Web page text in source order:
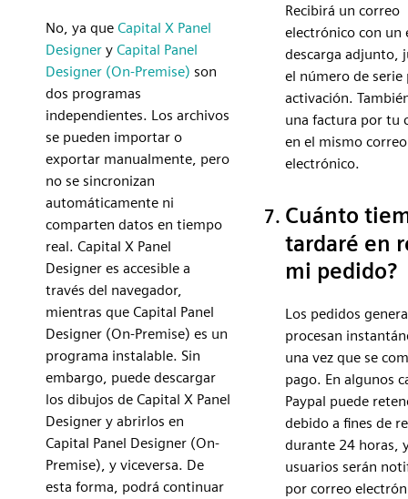
No, ya que Capital X Panel
Designer y Capital Panel
Designer (On-Premise) son
dos programas
independientes. Los archivos
se pueden importar o
exportar manualmente, pero
no se sincronizan
automáticamente ni
comparten datos en tiempo
real. Capital X Panel
Designer es accesible a
través del navegador,
mientras que Capital Panel
Designer (On-Premise) es un
programa instalable. Sin
embargo, puede descargar
los dibujos de Capital X Panel
Designer y abrirlos en
Capital Panel Designer (On-
Premise), y viceversa. De
esta forma, podrá continuar
Recibirá un correo
electrónico con un
descarga adjunto,
el número de serie
activación.
una factura por tu
en el mismo correo
electrónico.
Cuánto
tardaré en
mi pedido?
Los pedidos
procesan
una vez que se
pago. En algunos
Paypal puede
debido a fines de
durante 24 horas,
usuarios serán
por correo